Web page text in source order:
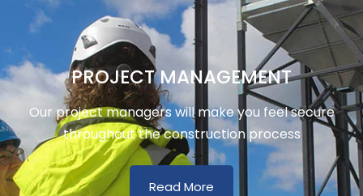
PROJECT MANAGEMENT
Our project managers will make you feel secure
throughout the construction process
Read More